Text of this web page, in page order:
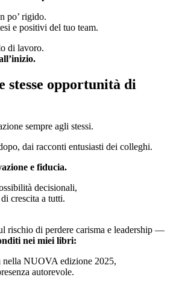
po’ rigido.
e positivi del tuo team.
di lavoro.
stesse opportunità di
sempre agli stessi.
dai racconti entusiasti dei colleghi.
e fiducia.
decisionali,
crescita a tutti.
rischio di perdere carisma e leadership —
nei miei libri:
nella NUOVA edizione 2025,
autorevole.